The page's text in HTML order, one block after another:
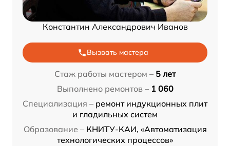
Константин Александрович Иванов
Вызвать мастера
Стаж работы мастером – 5 лет
Выполнено ремонтов – 1 060
Специализация – ремонт индукционных плит
и гладильных систем
Образование – КНИТУ-КАИ, «Автоматизация
технологических процессов»